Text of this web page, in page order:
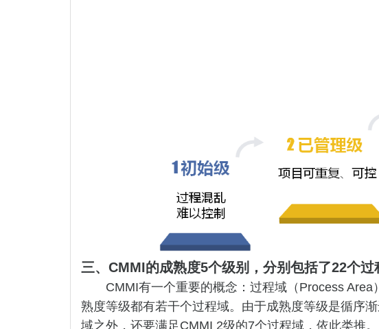
三、CMMI的成熟度5个级别，分别包括了22个过
CMMI有一个重要的概念：过程域（Process
熟度等级都有若干个过程域。由于成熟度等级是循序
域之外，还要满足CMMI 2级的7个过程域，依此类推。